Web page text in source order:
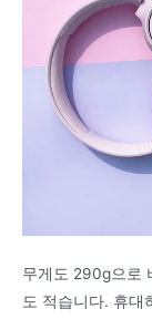
무게도 290g으로
도 적습니다. 휴대